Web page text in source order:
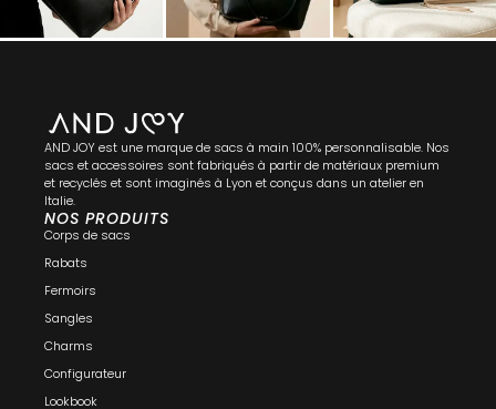
AND JOY est une marque de sacs à main 100% personnalisable. Nos
sacs et accessoires sont fabriqués à partir de matériaux premium
et recyclés et sont imaginés à Lyon et conçus dans un atelier en
Italie.
NOS PRODUITS
Corps de sacs
Rabats
Fermoirs
Sangles
Charms
Configurateur
Lookbook